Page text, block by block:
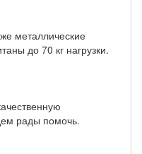
металлические
до 70 кг нагрузки.
рады помочь.